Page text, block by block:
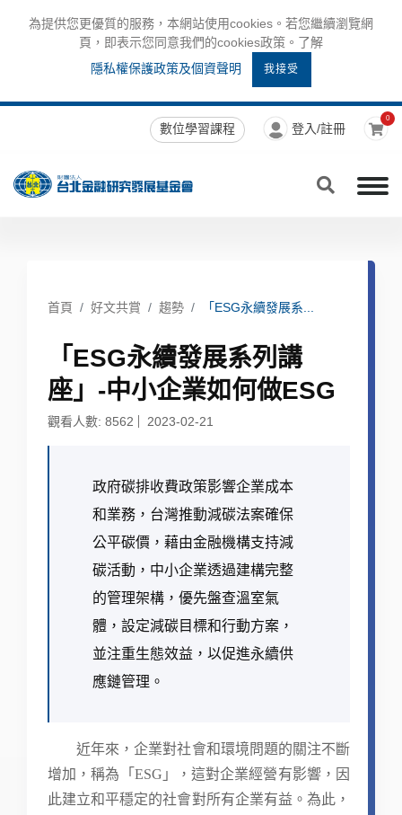
為提供您更優質的服務，本網站使用cookies。若您繼續瀏覽網
頁，即表示您同意我們的cookies政策。了解
隱私權保護政策及個資聲明
我接受
數位學習課程 登入/註冊
0
首頁 好文共賞 趨勢 「ESG永續發展系...
「ESG永續發展系列講
座」-中小企業如何做ESG
觀看人數: 8562 2023-02-21
政府碳排收費政策影響企業成本
和業務，台灣推動減碳法案確保
公平碳價，藉由金融機構支持減
碳活動，中小企業透過建構完整
的管理架構，優先盤查溫室氣
體，設定減碳目標和行動方案，
並注重生態效益，以促進永續供
應鏈管理。
近年來，企業對社會和環境問題的關注不斷
增加，稱為「ESG」，這對企業經營有影響，因
此建立和平穩定的社會對所有企業有益。為此，